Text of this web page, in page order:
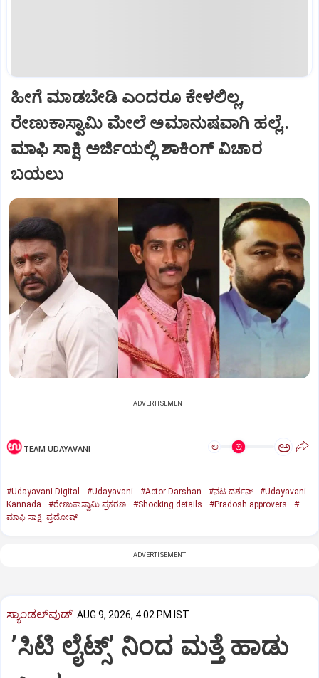
ಹೀಗೆ ಮಾಡಬೇಡಿ ಎಂದರೂ ಕೇಳಲಿಲ್ಲ,
ರೇಣುಕಾಸ್ವಾಮಿ ಮೇಲೆ ಅಮಾನುಷವಾಗಿ ಹಲ್ಲೆ..
ಮಾಫಿ ಸಾಕ್ಷಿ ಅರ್ಜಿಯಲ್ಲಿ ಶಾಕಿಂಗ್‌ ವಿಚಾರ
ಬಯಲು
ADVERTISEMENT
TEAM UDAYAVANI ಅ ಅ
#Udayavani Digital #Udayavani #Actor Darshan #ನಟ ದರ್ಶನ್‌
#Udayavani
Kannada
#ರೇಣುಕಾಸ್ವಾಮಿ ಪ್ರಕರಣ #Shocking details #Pradosh approvers
#
ಮಾಫಿ ಸಾಕ್ಷಿ. ಪ್ರದೋಷ್‌
ADVERTISEMENT
ಸ್ಯಾಂಡಲ್‌ವುಡ್‌ AUG 9, 2026, 4:02 PM IST
ʼಸಿಟಿ ಲೈಟ್ಸ್‌ʼ ನಿಂದ ಮತ್ತೆ ಹಾಡು